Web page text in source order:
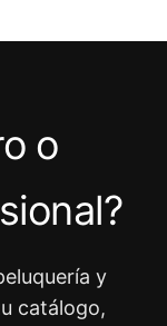
o
y
catálogo,